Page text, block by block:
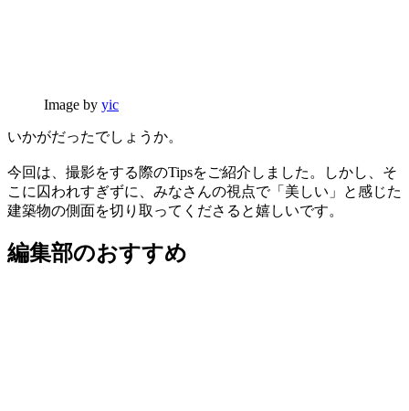
Image by yic
いかがだったでしょうか。
今回は、撮影をする際のTipsをご紹介しました。しかし、そ
こに囚われすぎずに、みなさんの視点で「美しい」と感じた
建築物の側面を切り取ってくださると嬉しいです。
編集部のおすすめ